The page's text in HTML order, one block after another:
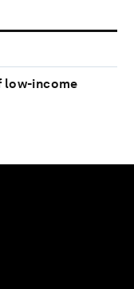
low-income